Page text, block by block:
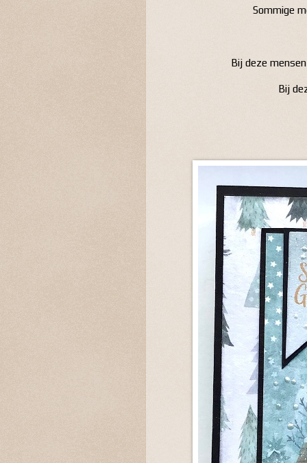
Sommige
Bij deze
Bij